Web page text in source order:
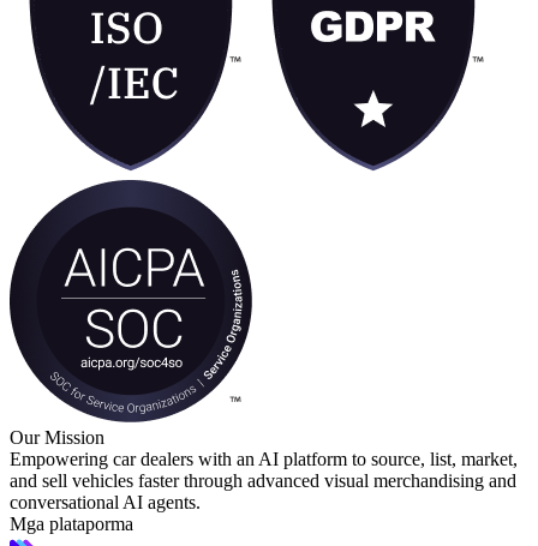
Our Mission
Empowering car dealers with an AI platform to source, list, market,
and sell vehicles faster through advanced visual merchandising and
conversational AI agents.
Mga plataporma